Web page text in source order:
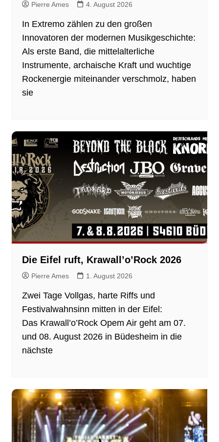
Pierre Ames 4. August 2026
In Extremo zählen zu den großen
Innovatoren der modernen Musikgeschichte:
Als erste Band, die mittelalterliche
Instrumente, archaische Kraft und wuchtige
Rockenergie miteinander verschmolz, haben
sie
Die Eifel ruft, Krawall’o’Rock 2026
Pierre Ames 1. August 2026
Zwei Tage Vollgas, harte Riffs und
Festivalwahnsinn mitten in der Eifel:
Das Krawall’o’Rock Opem Air geht am 07.
und 08. August 2026 in Büdesheim in die
nächste